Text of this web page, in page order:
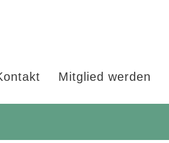
Mitglied werden